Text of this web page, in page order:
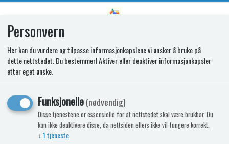
KOMPRIMERT HÅNDDUK - HEST
Komprimert håndduk i 100% bomull
Kampanje
Personvern
Her kan du vurdere og tilpasse informasjonkapslene vi ønsker å bruke på
dette nettstedet. Du bestemmer! Aktiver eller deaktiver informasjonkapsler
etter eget ønske.
Funksjonelle(nødvendig)
Disse tjenestene er essensielle for at nettstedet skal være brukbar. Du
kan ikke deaktivere disse, da nettsiden ellers ikke vil fungere korrekt.
↓ 1tjeneste